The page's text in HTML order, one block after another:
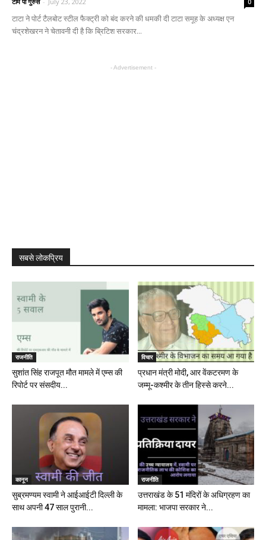
0
टाटा ने पोर्ट टैलबोट स्टील फैक्ट्री को बंद करने की धमकी दी टाटा समूह के अध्यक्ष एन
चंद्रशेखरन ने चेतावनी दी है कि ब्रिटिश सरकार...
- Advertisement -
सबसे लोकप्रिय
राजनीति
सुशांत सिंह राजपूत मौत मामले में एम्स की
रिपोर्ट पर संसदीय...
विचार
प्रधान मंत्री मोदी, आर वेंकटरमण के
जम्मू-कश्मीर के तीन हिस्से करने...
कानून
सुब्रमण्यम स्वामी ने आईआईटी दिल्ली के
साथ अपनी 47 साल पुरानी...
राजनीति
उत्तराखंड के 51 मंदिरों के अधिग्रहण का
मामला: भाजपा सरकार ने...